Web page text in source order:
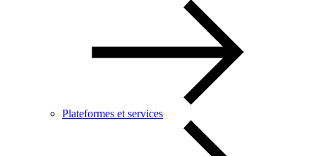
Plateformes et services